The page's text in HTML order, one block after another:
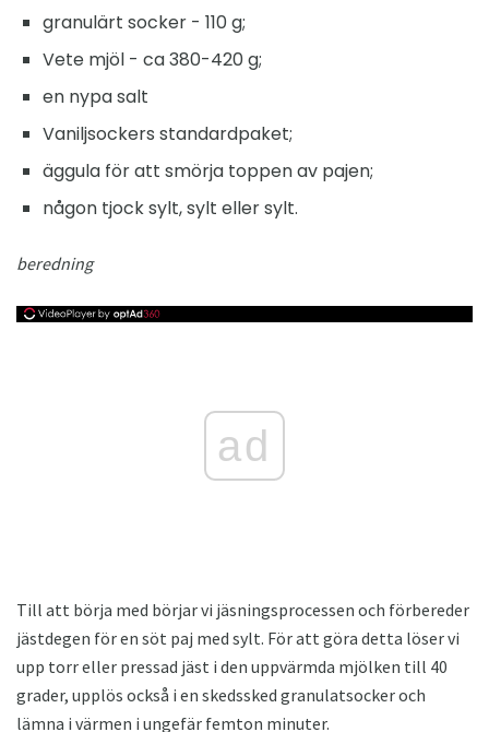
granulärt socker - 110 g;
Vete mjöl - ca 380-420 g;
en nypa salt
Vaniljsockers standardpaket;
äggula för att smörja toppen av pajen;
någon tjock sylt, sylt eller sylt.
beredning
ad
Till att börja med börjar vi jäsningsprocessen och förbereder
jästdegen för en söt paj med sylt. För att göra detta löser vi
upp torr eller pressad jäst i den uppvärmda mjölken till 40
grader, upplös också i en skedssked granulatsocker och
lämna i värmen i ungefär femton minuter.